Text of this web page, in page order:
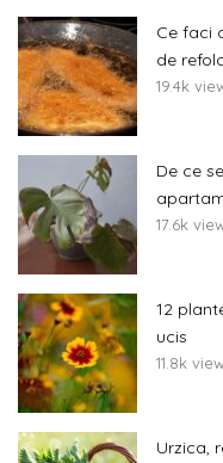
Ce faci
de
19.4k
De ce
17.6k
12
ucis
11.8k
Urzica,